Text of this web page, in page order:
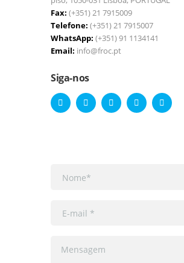
Fax: (+351) 21 7915009
Telefone: (+351) 21 7915007
WhatsApp: (+351) 91 1134141
Email: info@froc.pt
Siga-nos